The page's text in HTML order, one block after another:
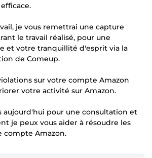
je vous remettrai une capture
le travail réalisé, pour une
et votre tranquillité d'esprit via la
de Comeup.
sur votre compte Amazon
votre activité sur Amazon.
aujourd'hui pour une consultation et
je peux vous aider à résoudre les
compte Amazon.